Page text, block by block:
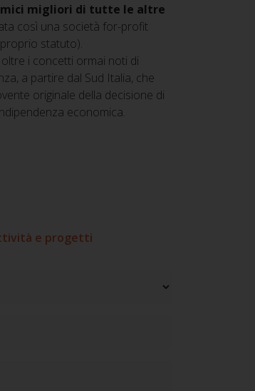
migliori di tutte le altre
così una società for-profit
statuto).
i concetti ormai noti di
a partire dal Sud Italia, che
originale della decisione di
economica.
e progetti